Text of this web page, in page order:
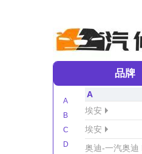
品牌
A
B
C
D
A
埃安
埃安
奥迪-一汽奥迪